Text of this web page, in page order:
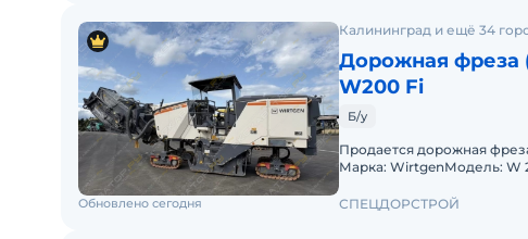
Калининград и ещё 34
Дорожная фреза
W200 Fi
Б/у
Продается дорожная
Марка: WirtgenМодель: W
Обновлено сегодня СПЕЦДОРСТРОЙ